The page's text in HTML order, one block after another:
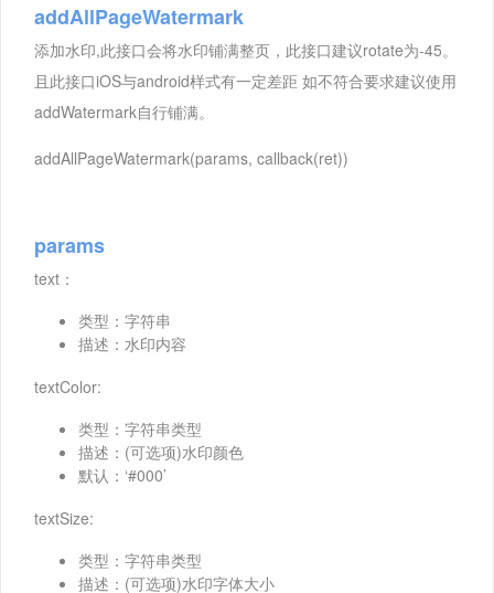
addAllPageWatermark
添加水印,此接口会将水印铺满整页，此接口建议rotate为-45。
且此接口iOS与android样式有一定差距 如不符合要求建议使用
addWatermark自行铺满。
addAllPageWatermark(params, callback(ret))
params
text：
类型：字符串
描述：水印内容
textColor:
类型：字符串类型
描述：(可选项)水印颜色
默认：‘#000’
textSize:
类型：字符串类型
描述：(可选项)水印字体大小